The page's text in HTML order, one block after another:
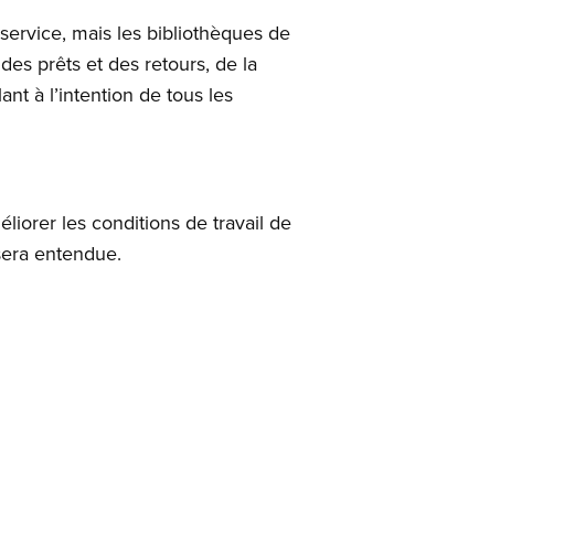
mais les bibliothèques de
prêts et des retours, de la
à l’intention de tous les
les conditions de travail de
entendue.